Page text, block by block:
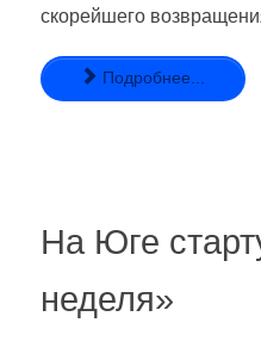
скорейшего
Подробнее...
На Юге
неделя»